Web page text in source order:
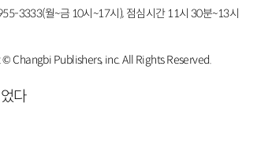
다
3333(월~금 10시~17시), 점심시간 11시 30분~13시
Changbi Publishers, inc. All Rights Reserved.